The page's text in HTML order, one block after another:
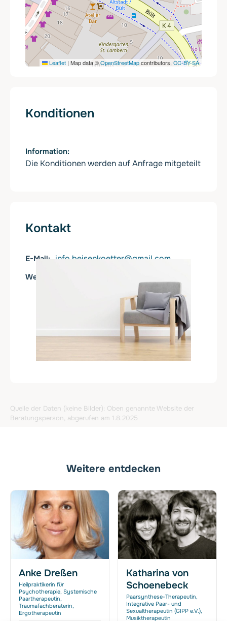
Leaflet | Map data ©OpenStreetMapcontributors, CC-BY-SA
Konditionen
Information
Die Konditionen werden auf Anfrage mitgeteilt
Kontakt
E-Mail info.beisenkoetter@gmail.com
Web
Quelle der Daten (keine Bilder): Oben genannte Website der
Beratungsperson, abgerufen am 1.8.2025
Weitere entdecken
Anke Dreßen
Heilpraktikerin für
Psychotherapie, Systemische
Paartherapeutin,
Traumafachberaterin,
Ergotherapeutin
Katharina von
Schoenebeck
Paarsynthese-Therapeutin,
Integrative Paar- und
Sexualtherapeutin (GIPP e.V.),
Musiktherapeutin